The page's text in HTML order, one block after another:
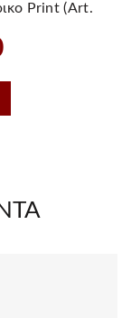
Print (Art.
τιμή